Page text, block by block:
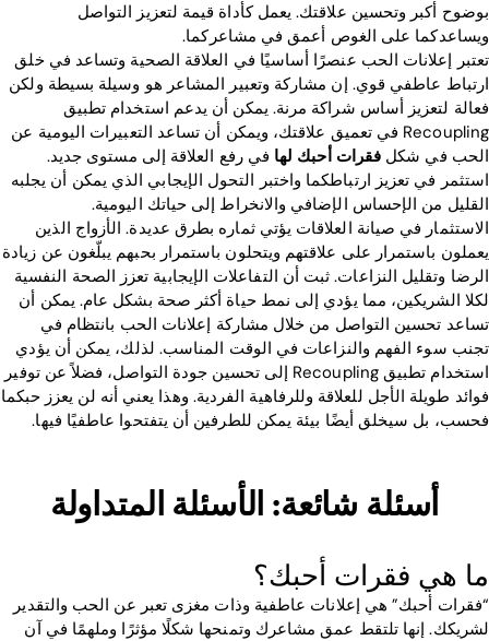
بوضوح أكبر وتحسين علاقتك. يعمل كأداة قيمة لتعزيز التواصل
ويساعدكما على الغوص أعمق في مشاعركما.
تعتبر إعلانات الحب عنصرًا أساسيًا في العلاقة الصحية وتساعد في خلق
ارتباط عاطفي قوي. إن مشاركة وتعبير المشاعر هو وسيلة بسيطة ولكن
فعالة لتعزيز أساس شراكة مرنة. يمكن أن يدعم استخدام تطبيق
Recoupling في تعميق علاقتك، ويمكن أن تساعد التعبيرات اليومية عن
الحب في شكل فقرات أحبك لها في رفع العلاقة إلى مستوى جديد.
استثمر في تعزيز ارتباطكما واختبر التحول الإيجابي الذي يمكن أن يجلبه
القليل من الإحساس الإضافي والانخراط إلى حياتك اليومية.
الاستثمار في صيانة العلاقات يؤتي ثماره بطرق عديدة. الأزواج الذين
يعملون باستمرار على علاقتهم ويتحلون باستمرار بحبهم يبلّغون عن زيادة
الرضا وتقليل النزاعات. ثبت أن التفاعلات الإيجابية تعزز الصحة النفسية
لكلا الشريكين، مما يؤدي إلى نمط حياة أكثر صحة بشكل عام. يمكن أن
تساعد تحسين التواصل من خلال مشاركة إعلانات الحب بانتظام في
تجنب سوء الفهم والنزاعات في الوقت المناسب. لذلك، يمكن أن يؤدي
استخدام تطبيق Recoupling إلى تحسين جودة التواصل، فضلاً عن توفير
فوائد طويلة الأجل للعلاقة وللرفاهية الفردية. وهذا يعني أنه لن يعزز حبكما
فحسب، بل سيخلق أيضًا بيئة يمكن للطرفين أن يتفتحوا عاطفيًا فيها.
أسئلة شائعة: الأسئلة المتداولة
ما هي فقرات أحبك؟
“فقرات أحبك” هي إعلانات عاطفية وذات مغزى تعبر عن الحب والتقدير
لشريكك. إنها تلتقط عمق مشاعرك وتمنحها شكلًا مؤثرًا وملهمًا في آن